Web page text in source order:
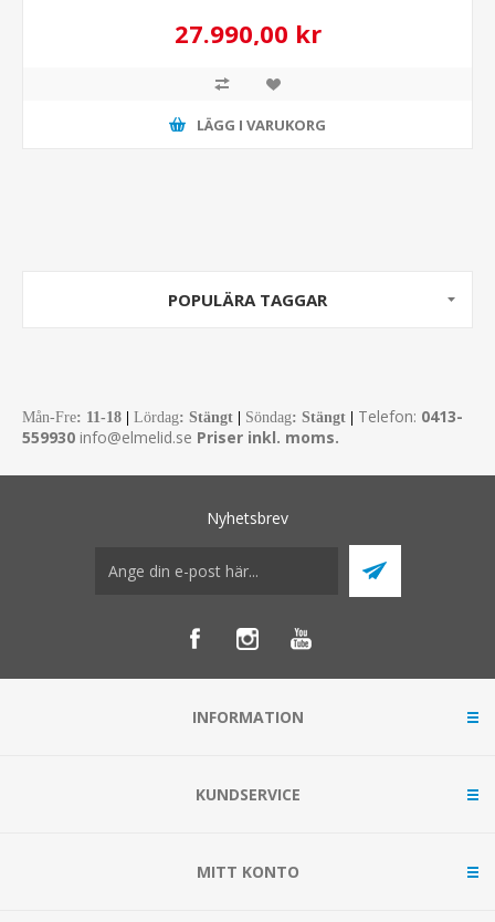
27.990,00 kr
LÄGG I VARUKORG
POPULÄRA TAGGAR
Mån-Fre: 11-18 Lördag: Stängt Söndag: Stängt Telefon: 0413-
559930 info@elmelid.se Priser inkl. moms.
Nyhetsbrev
INFORMATION
KUNDSERVICE
MITT KONTO